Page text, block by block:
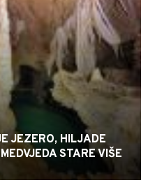
JEZERO, HILJADE
STARE VIŠE